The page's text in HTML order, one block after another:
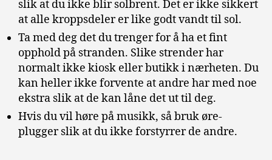
slik at du ikke blir solbrent. Det er ikke sikkert
at alle kroppsdeler er like godt vandt til sol.
Ta med deg det du trenger for å ha et fint
opphold på stranden. Slike strender har
normalt ikke kiosk eller butikk i nærheten. Du
kan heller ikke forvente at andre har med noe
ekstra slik at de kan låne det ut til deg.
Hvis du vil høre på musikk, så bruk øre-
plugger slik at du ikke forstyrrer de andre.